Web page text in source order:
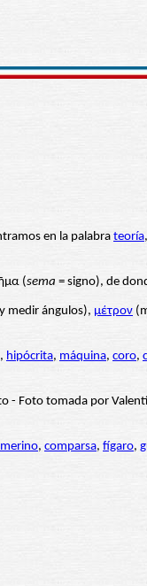
en la palabra teoría
(sema = signo), de
medir ángulos), μέτρον
, hipócrita, máquina, coro,
, comparsa, fígaro,